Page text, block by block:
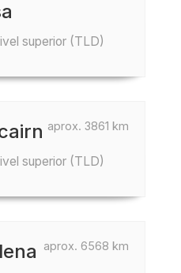
superior (TLD)
aprox. 3861 km
superior (TLD)
aprox. 6568 km